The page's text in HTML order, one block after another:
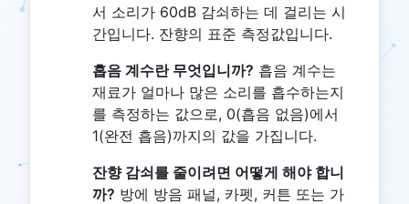
서 소리가 60dB 감쇠하는 데 걸리는 시
간입니다. 잔향의 표준 측정값입니다.
흡음 계수란 무엇입니까? 흡음 계수는
재료가 얼마나 많은 소리를 흡수하는지
를 측정하는 값으로, 0(흡음 없음)에서
1(완전 흡음)까지의 값을 가집니다.
잔향 감쇠를 줄이려면 어떻게 해야 합니
까? 방에 방음 패널, 카펫, 커튼 또는 가